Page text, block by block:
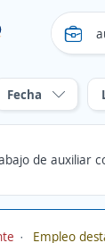
Fecha
de auxiliar contable
Empleo